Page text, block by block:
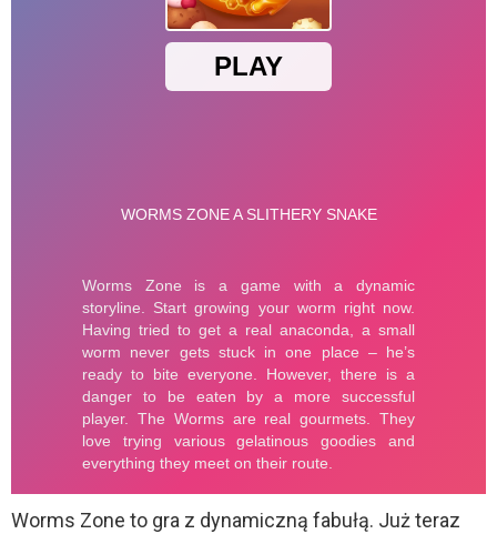
Worms Zone to gra z dynamiczną fabułą. Już teraz